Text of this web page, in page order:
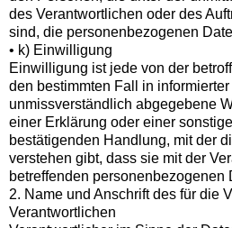
des Verantwortlichen oder des
sind, die personenbezogenen
• k) Einwilligung
Einwilligung ist jede von der
den bestimmten Fall in
unmissverständlich abgegebene
einer Erklärung oder einer
bestätigenden Handlung, mit der
verstehen gibt, dass sie mit der
betreffenden personenbezogenen
2. Name und Anschrift des für die
Verantwortlichen